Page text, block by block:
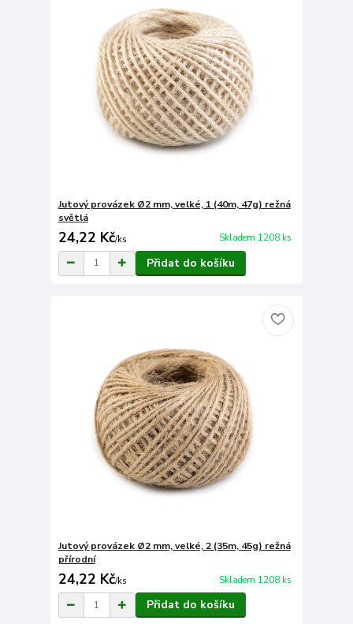
Jutový provázek Ø2 mm, velké, 1 (40m, 47g) režná
světlá
24,22 Kč/ks Skladem 1208 ks
Přidat do košíku
Jutový provázek Ø2 mm, velké, 2 (35m, 45g) režná
přírodní
24,22 Kč/ks Skladem 1208 ks
Přidat do košíku